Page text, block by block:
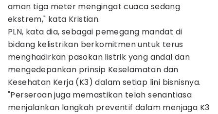
aman tiga meter mengingat cuaca sedang
ekstrem," kata Kristian.
PLN, kata dia, sebagai pemegang mandat di
bidang kelistrikan berkomitmen untuk terus
menghadirkan pasokan listrik yang andal dan
mengedepankan prinsip Keselamatan dan
Kesehatan Kerja (K3) dalam setiap lini bisnisnya.
"Perseroan juga memastikan telah senantiasa
menjalankan langkah preventif dalam menjaga K3